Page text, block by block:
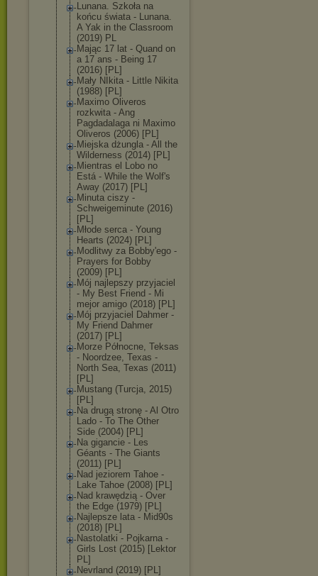
Lunana. Szkoła na
końcu świata - Lunana.
A Yak in the Classroom
(2019) PL
Mając 17 lat - Quand on
a 17 ans - Being 17
(2016) [PL]
Mały NIkita - Little Nikita
(1988) [PL]
Maximo Oliveros
rozkwita - Ang
Pagdadalaga ni Maximo
Oliveros (2006) [PL]
Miejska dżungla - All the
Wilderness (2014) [PL]
Mientras el Lobo no
Está - While the Wolf's
Away (2017) [PL]
Minuta ciszy -
Schweigeminute (2016)
[PL]
Młode serca - Young
Hearts (2024) [PL]
Modlitwy za Bobby'ego -
Prayers for Bobby
(2009) [PL]
Mój najlepszy przyjaciel
- My Best Friend - Mi
mejor amigo (2018) [PL]
Mój przyjaciel Dahmer -
My Friend Dahmer
(2017) [PL]
Morze Północne, Teksas
- Noordzee, Texas -
North Sea, Texas (2011)
[PL]
Mustang (Turcja, 2015)
[PL]
Na drugą stronę - Al Otro
Lado - To The Other
Side (2004) [PL]
Na gigancie - Les
Géants - The Giants
(2011) [PL]
Nad jeziorem Tahoe -
Lake Tahoe (2008) [PL]
Nad krawędzią - Over
the Edge (1979) [PL]
Najlepsze lata - Mid90s
(2018) [PL]
Nastolatki - Pojkarna -
Girls Lost (2015) [Lektor
PL]
Nevrland (2019) [PL]